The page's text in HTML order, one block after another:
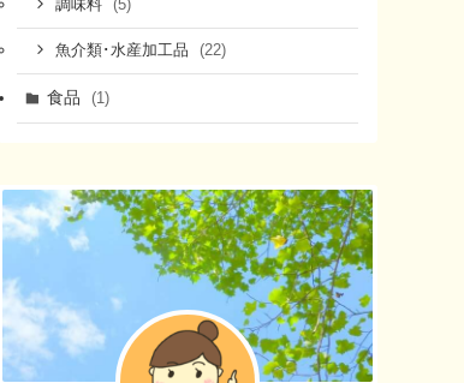
調味料 (5)
魚介類･水産加工品 (22)
食品 (1)